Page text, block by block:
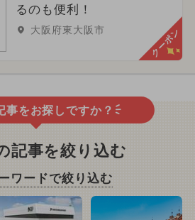
るのも便利！
大阪府東大阪市 クーポン
事をお探しですか？
記事を絞り込む
ワードで絞り込む